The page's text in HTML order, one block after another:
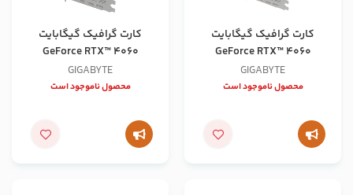
کارت گرافیک گیگابایت
GeForce RTX™ 4060
Gaming OC 8G
GIGABYTE
محصول ناموجود است
کارت گرافیک گیگابایت
GeForce RTX™ 4060
EAGLE OC 8G
GIGABYTE
محصول ناموجود است